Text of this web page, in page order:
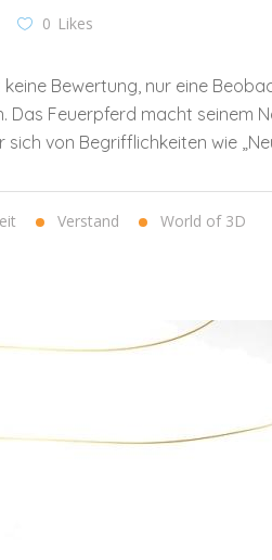
0 Likes
Bewertung, nur eine
Das Feuerpferd macht
von Begrifflichkeiten wie
Verstand World of 3D